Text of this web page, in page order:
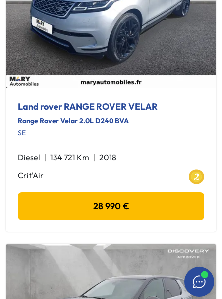
Land rover RANGE ROVER VELAR
Range Rover Velar 2.0L D240 BVA
SE
Diesel 134 721 Km
2018
Crit'Air
28 990 €